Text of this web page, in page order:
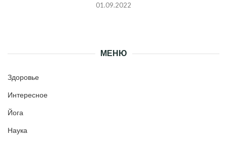
01.09.2022
МЕНЮ
Здоровье
Интересное
Йога
Наука